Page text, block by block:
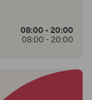
08:00 - 20:00
08:00 - 20:00